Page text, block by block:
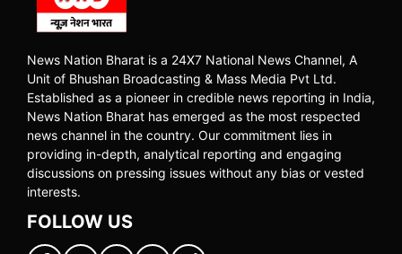
News Nation Bharat is a 24X7 National News Channel, A
Unit of Bhushan Broadcasting & Mass Media Pvt Ltd.
Established as a pioneer in credible news reporting in India,
News Nation Bharat has emerged as the most respected
news channel in the country. Our commitment lies in
providing in-depth, analytical reporting and engaging
discussions on pressing issues without any bias or vested
interests.
FOLLOW US